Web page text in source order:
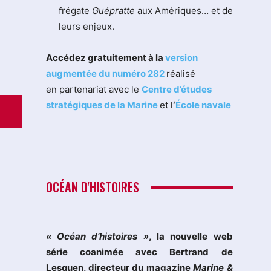
frégate Guépratte aux Amériques… et de
leurs enjeux.
Accédez gratuitement à la version
augmentée du numéro 282 réalisé
en partenariat avec le Centre d’études
stratégiques de la Marineet l‘École navale
OCÉAN D'HISTOIRES
« Océan d’histoires », la nouvelle web
série coanimée avec Bertrand de
Lesquen, directeur du magazineMarine &